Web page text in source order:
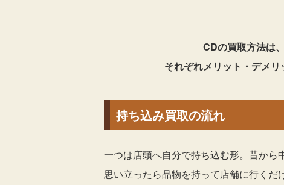
CDの買取方法は
それぞれメリット・デメ
持ち込み買取の流れ
一つは店頭へ自分で持ち込む形。昔から
思い立ったら品物を持って店舗に行く